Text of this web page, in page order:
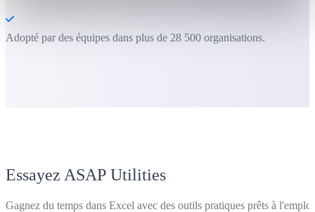
Adopté par des équipes dans plus de 28 500 organisations.
Essayez ASAP Utilities
Gagnez du temps dans Excel avec des outils pratiques prêts à